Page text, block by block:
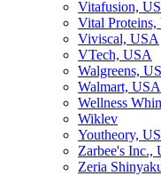
Vitafusion,
Vital Proteins,
Viviscal, USA
VTech, USA
Walgreens,
Walmart, USA
Wellness
Wiklev
Youtheory,
Zarbee's Inc.,
Zeria